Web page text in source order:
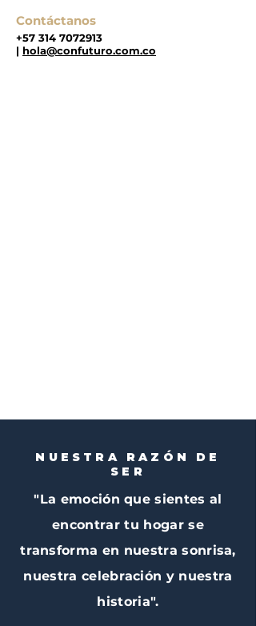
Contáctanos
+57 314 7072913
| hola@confuturo.com.co
NUESTRA RAZÓN DE
SER
"La emoción que sientes al
encontrar tu hogar se
transforma en nuestra sonrisa,
nuestra celebración y nuestra
historia".